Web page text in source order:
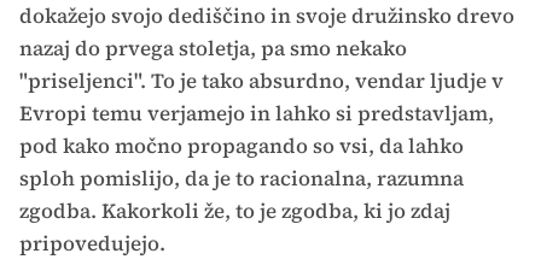
dokažejo svojo dediščino in svoje družinsko drevo
nazaj do prvega stoletja, pa smo nekako
"priseljenci". To je tako absurdno, vendar ljudje v
Evropi temu verjamejo in lahko si predstavljam,
pod kako močno propagando so vsi, da lahko
sploh pomislijo, da je to racionalna, razumna
zgodba. Kakorkoli že, to je zgodba, ki jo zdaj
pripovedujejo.